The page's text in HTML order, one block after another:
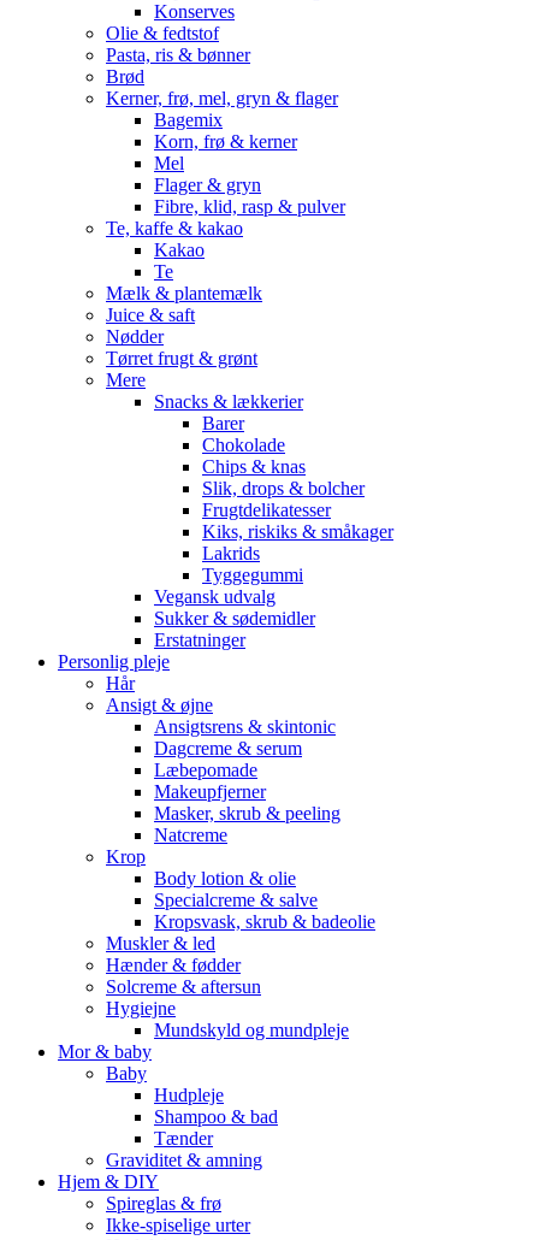
Konserves
Olie & fedtstof
Pasta, ris & bønner
Brød
Kerner, frø, mel, gryn & flager
Bagemix
Korn, frø & kerner
Mel
Flager & gryn
Fibre, klid, rasp & pulver
Te, kaffe & kakao
Kakao
Te
Mælk & plantemælk
Juice & saft
Nødder
Tørret frugt & grønt
Mere
Snacks & lækkerier
Barer
Chokolade
Chips & knas
Slik, drops & bolcher
Frugtdelikatesser
Kiks, riskiks & småkager
Lakrids
Tyggegummi
Vegansk udvalg
Sukker & sødemidler
Erstatninger
Personlig pleje
Hår
Ansigt & øjne
Ansigtsrens & skintonic
Dagcreme & serum
Læbepomade
Makeupfjerner
Masker, skrub & peeling
Natcreme
Krop
Body lotion & olie
Specialcreme & salve
Kropsvask, skrub & badeolie
Muskler & led
Hænder & fødder
Solcreme & aftersun
Hygiejne
Mundskyld og mundpleje
Mor & baby
Baby
Hudpleje
Shampoo & bad
Tænder
Graviditet & amning
Hjem & DIY
Spireglas & frø
Ikke-spiselige urter